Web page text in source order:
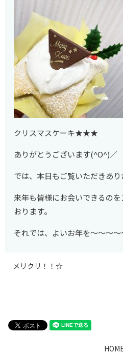
クリスマスケーキ★★★
ありがとうございます(^O^)／
では、本日もご覧いただきあり
来年も皆様にお会いできるの
おります。
それでは、よいお年を～～～
メリクリ！！☆